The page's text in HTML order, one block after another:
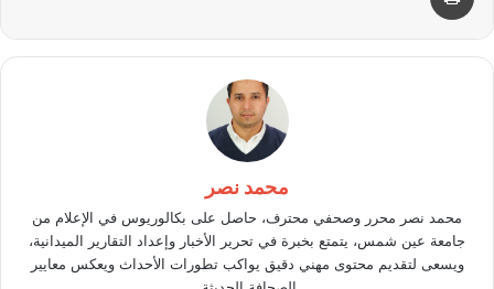
محمد نصر
محمد نصر محرر وصحفي محترف، حاصل على بكالوريوس في الإعلام من
جامعة عين شمس، يتمتع بخبرة في تحرير الأخبار وإعداد التقارير الميدانية،
ويسعى لتقديم محتوى مهني دقيق يواكب تطورات الأحداث ويعكس معايير